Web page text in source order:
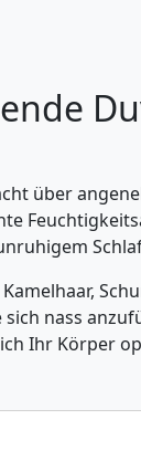
über
nass
Ihr Körper